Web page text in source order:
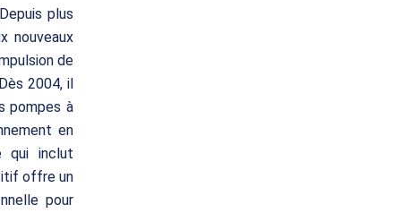
plus
nouveaux
de
2004, il
pompes à
en
qui inclut
offre un
pour